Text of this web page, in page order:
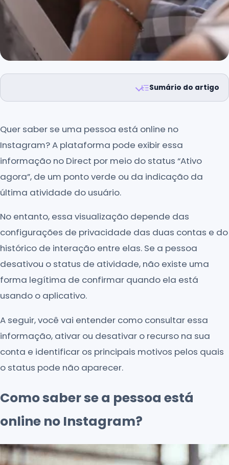
Sumário do artigo
Quer saber se uma pessoa está online no
Instagram? A plataforma pode exibir essa
informação no Direct por meio do status “Ativo
agora”, de um ponto verde ou da indicação da
última atividade do usuário.
No entanto, essa visualização depende das
configurações de privacidade das duas contas e do
histórico de interação entre elas. Se a pessoa
desativou o status de atividade, não existe uma
forma legítima de confirmar quando ela está
usando o aplicativo.
A seguir, você vai entender como consultar essa
informação, ativar ou desativar o recurso na sua
conta e identificar os principais motivos pelos quais
o status pode não aparecer.
Como saber se a pessoa está
online no Instagram?